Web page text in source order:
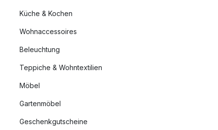
Küche & Kochen
Wohnaccessoires
Beleuchtung
Teppiche & Wohntextilien
Möbel
Gartenmöbel
Geschenkgutscheine